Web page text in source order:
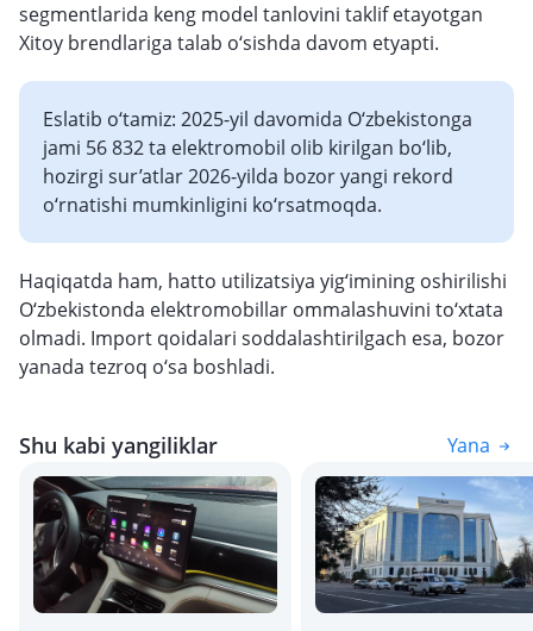
segmentlarida keng model tanlovini taklif etayotgan
Xitoy brendlariga talab o‘sishda davom etyapti.
Eslatib o‘tamiz: 2025-yil davomida O‘zbekistonga
jami 56 832 ta elektromobil olib kirilgan bo‘lib,
hozirgi sur’atlar 2026-yilda bozor yangi rekord
o‘rnatishi mumkinligini ko‘rsatmoqda.
Haqiqatda ham, hatto utilizatsiya yig‘imining oshirilishi
O‘zbekistonda elektromobillar ommalashuvini to‘xtata
olmadi. Import qoidalari soddalashtirilgach esa, bozor
yanada tezroq o‘sa boshladi.
Shu kabi yangiliklar Yana